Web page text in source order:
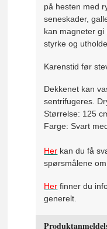
på hesten med
seneskader,
kan magneter
styrke og
Karenstid før
Dekkenet kan
sentrifugeres.
Størrelse: 125
Farge: Svart
Her kan du få
spørsmålene
Her finner du
generelt.